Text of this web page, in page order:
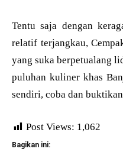
Tentu saja dengan
relatif terjangkau,
yang suka berpetualang
puluhan kuliner khas
sendiri, coba dan
Post Views: 1,062
Bagikan ini: